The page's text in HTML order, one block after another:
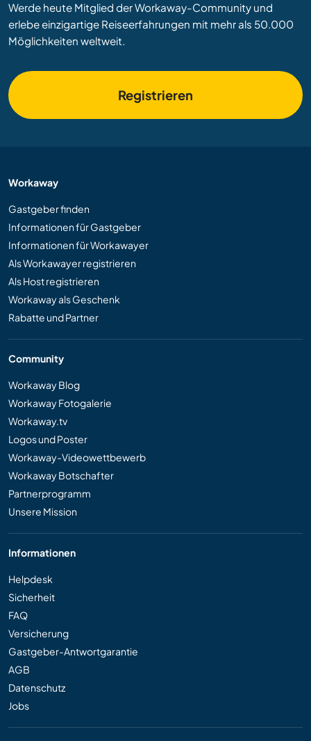
Werde heute Mitglied der Workaway-Community und
erlebe einzigartige Reiseerfahrungen mit mehr als 50.000
Möglichkeiten weltweit.
Registrieren
Workaway
Gastgeber finden
Informationen für Gastgeber
Informationen für Workawayer
Als Workawayer registrieren
Als Host registrieren
Workaway als Geschenk
Rabatte und Partner
Community
Workaway Blog
Workaway Fotogalerie
Workaway.tv
Logos und Poster
Workaway-Videowettbewerb
Workaway Botschafter
Partnerprogramm
Unsere Mission
Informationen
Helpdesk
Sicherheit
FAQ
Versicherung
Gastgeber-Antwortgarantie
AGB
Datenschutz
Jobs